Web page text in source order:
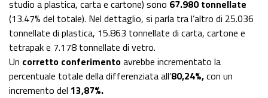
studio a plastica, carta e cartone) sono 67.980 tonnellate
(13.47% del totale). Nel dettaglio, si parla tra l’altro di 25.036
tonnellate di plastica, 15.863 tonnellate di carta, cartone e
tetrapak e 7.178 tonnellate di vetro.
Un corretto conferimentoavrebbe incrementato la
percentuale totale della differenziata all’80,24%,con un
incremento del 13,87%.